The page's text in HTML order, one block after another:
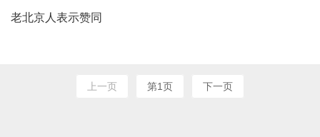
老北京人表示赞同
上一页 第1页 下一页